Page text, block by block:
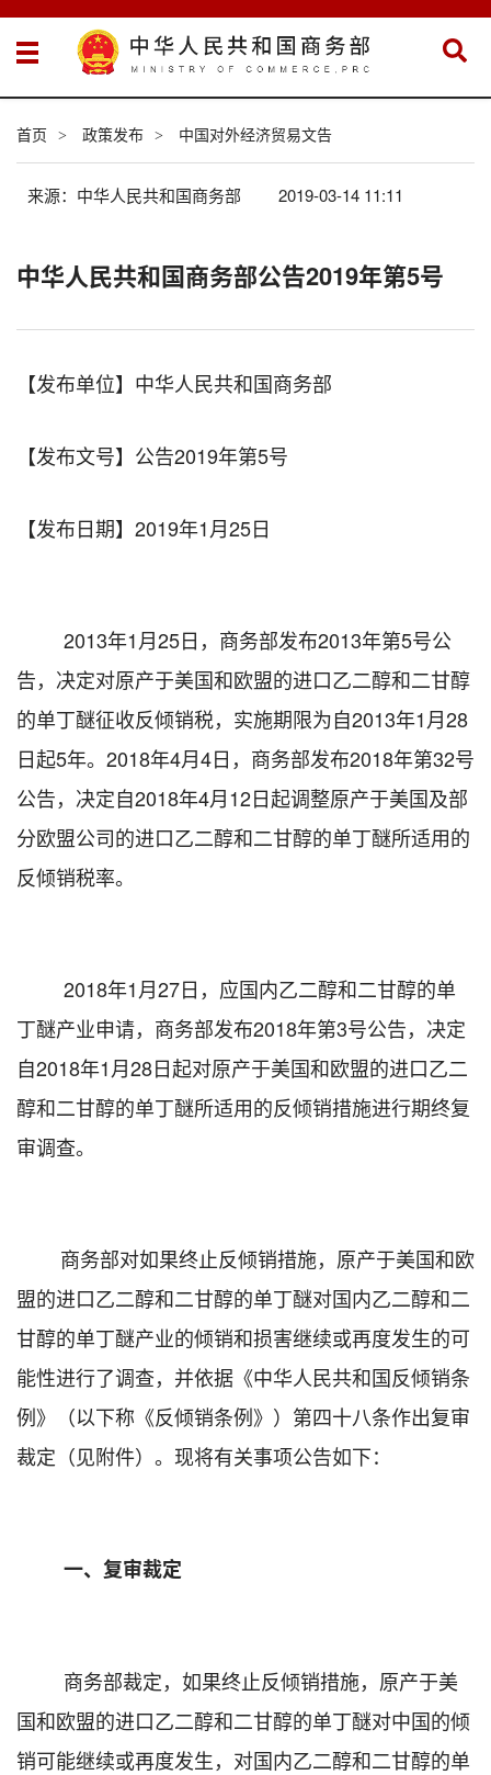
首页 > 政策发布 > 中国对外经济贸易文告
来源：中华人民共和国商务部 2019-03-14 11:11
中华人民共和国商务部公告2019年第5号
【发布单位】中华人民共和国商务部
【发布文号】公告2019年第5号
【发布日期】 2019年1月25日
2013年1月25日，商务部发布2013年第5号公
告，决定对原产于美国和欧盟的进口乙二醇和二甘醇
的单丁醚征收反倾销税，实施期限为自2013年1月28
日起5年。 2018年4月4日，商务部发布2018年第32号
公告，决定自2018年4月12日起调整原产于美国及部
分欧盟公司的进口乙二醇和二甘醇的单丁醚所适用的
反倾销税率。
2018年1月27日，应国内乙二醇和二甘醇的单
丁醚产业申请，商务部发布2018年第3号公告，决定
自2018年1月28日起对原产于美国和欧盟的进口乙二
醇和二甘醇的单丁醚所适用的反倾销措施进行期终复
审调查。
商务部对如果终止反倾销措施，原产于美国和欧
盟的进口乙二醇和二甘醇的单丁醚对国内乙二醇和二
甘醇的单丁醚产业的倾销和损害继续或再度发生的可
能性进行了调查，并依据《中华人民共和国反倾销条
例》（以下称《反倾销条例》）第四十八条作出复审
裁定（见附件）。现将有关事项公告如下：
一、复审裁定
商务部裁定，如果终止反倾销措施， 原产于美
国和欧盟的进口乙二醇和二甘醇的单丁醚对中国的倾
销可能继续或再度发生，对国内乙二醇和二甘醇的单